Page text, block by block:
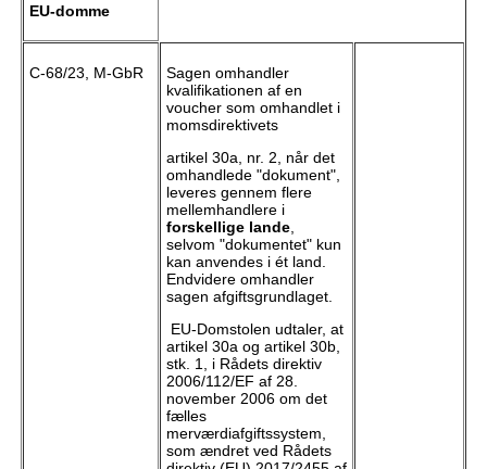
EU-domme
C-68/23, M-GbR
Sagen omhandler
kvalifikationen af en
voucher som omhandlet i
momsdirektivets
artikel 30a, nr. 2, når det
omhandlede "dokument",
leveres gennem flere
mellemhandlere i
forskellige lande,
selvom "dokumentet" kun
kan anvendes i ét land.
Endvidere omhandler
sagen afgiftsgrundlaget.
EU-Domstolen udtaler, at
artikel 30a og artikel 30b,
stk. 1, i Rådets direktiv
2006/112/EF af 28.
november 2006 om det
fælles
merværdiafgiftssystem,
som ændret ved Rådets